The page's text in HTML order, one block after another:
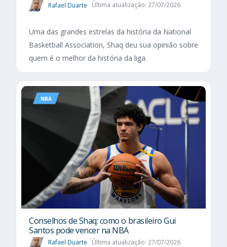
Rafael Duarte Última atualização: 27/07/2026
Uma das grandes estrelas da história da National
Basketball Association, Shaq deu sua opinião sobre
quem é o melhor da história da liga.
NBA
Conselhos de Shaq: como o brasileiro Gui
Santos pode vencer na NBA
Rafael Duarte Última atualização: 27/07/2026